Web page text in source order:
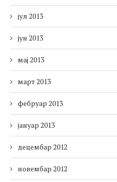
јул 2013
јун 2013
мај 2013
март 2013
фебруар 2013
јануар 2013
децембар 2012
новембар 2012